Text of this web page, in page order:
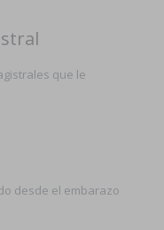
que le
desde el embarazo